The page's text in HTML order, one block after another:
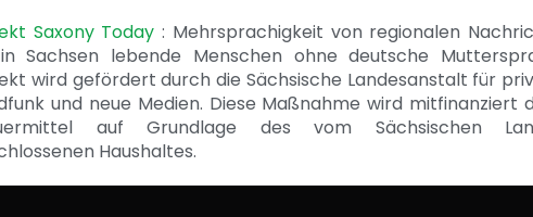
Saxony Today: Mehrsprachigkeit von regionalen
Sachsen lebende Menschen ohne deutsche
wird gefördert durch die Sächsische Landesanstalt für
und neue Medien. Diese Maßnahme wird mitfinanziert
auf Grundlage des vom Sächsischen
Haushaltes.